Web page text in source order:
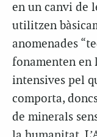
en un canvi de
utilitzen
anomenades
fonamenten en
intensives pel
comporta,
de minerals